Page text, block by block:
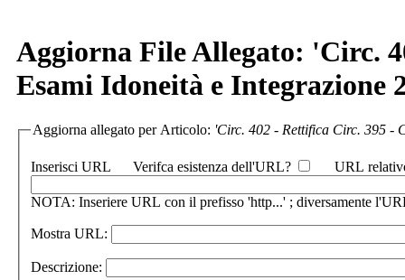
Aggiorna File Allegato: 'Circ.
Esami Idoneità e Integrazione
Aggiorna allegato per Articolo: 'Circ. 402 - Rettifica Circ. 395 -
Inserisci URL Verifca esistenza dell'URL? URL
NOTA: Inseriere URL con il prefisso 'http...' ; diversamente
Mostra URL:
Descrizione: